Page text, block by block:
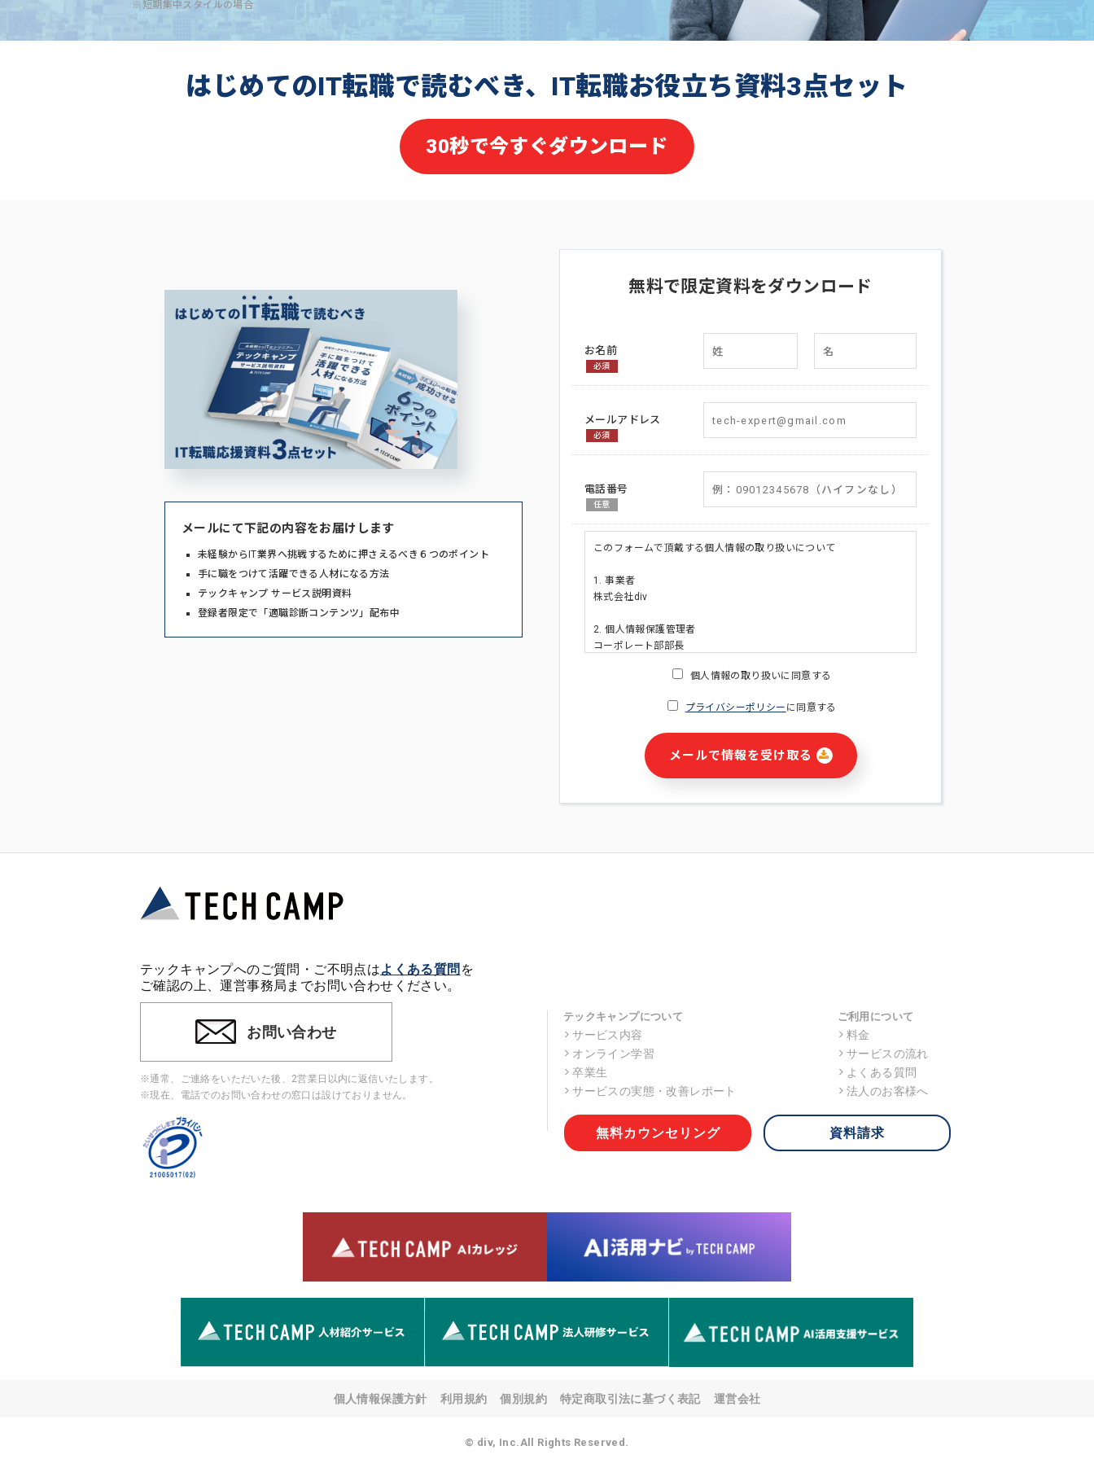
※短期集中スタイルの場合
はじめてのIT転職で読むべき、IT転職お役立ち資料3点セット
30秒で今すぐダウンロード
メールにて下記の内容をお届けします
未経験からIT業界へ挑戦するために押さえるべき６つのポイント
手に職をつけて活躍できる人材になる方法
テックキャンプ サービス説明資料
登録者限定で「適職診断コンテンツ」配布中
無料で限定資料をダウンロード
お名前
必須
メールアドレス
必須
電話番号
任意
このフォームで頂戴する個人情報の取り扱いについて
1. 事業者
株式会社div
2. 個人情報保護管理者
コーポレート部部長
・ご請求された資料の送付のため
・本サービス及び本サービスに関連する情報(当社及び第三者のサー
ビス又は商品等の広告配信・宣伝を含みますが、それらに限定されま
せん)の提供又はそれらに関する連絡のため
5. 個人情報取扱いの委託
当社は事業運営上、前項利用目的の範囲に限って個人情報を外部に委
託することがあります。この場合、個人情報保護水準の高い委託先を
選定し、個人情報の適正管理・機密保持についての契約を交わし、適
6. 個人情報の開示等の請求 ご本人様は、当社に対してご自身の個人
情報の開示等(利用目的の通知、開示、内容の訂正・追加・削除、利
す。ただし、申請が本人確認が不可能な場合や、個人情報保護法の定
す。 なお、アクセスログなどの個人情報以外の情報については、原則
【お問合せ窓口】
株式会社div 個人情報問合せ窓口
〒107-0052 東京都港区赤坂8-4-14 青山タワープレイス6階
メールアドレス:privacy_policy@di-v.co.jp
ご本人様が当社に個人情報を提供されるかどうかは任意によるもので
個人情報の取り扱いに同意する
プライバシーポリシー に同意する
メールで情報を受け取る
テックキャンプへのご質問・ご不明点はよくある質問 を
ご確認の上、運営事務局までお問い合わせください。
お問い合わせ
※通常、ご連絡をいただいた後、2営業日以内に返信いたします。
※現在、電話でのお問い合わせの窓口は設けておりません。
テックキャンプについて
サービス内容
オンライン学習
卒業生
サービスの実態・改善レポート
ご利用について
料金
サービスの流れ
よくある質問
法人のお客様へ
無料カウンセリング 資料請求
個人情報保護方針 利用規約 個別規約 特定商取引法に基づく表記 運営会社
© div, Inc.All Rights Reserved.